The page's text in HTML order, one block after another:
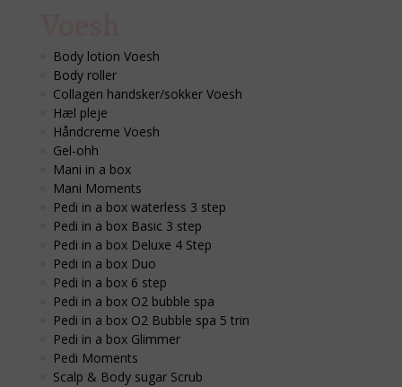
Body lotion Voesh
Body roller
Collagen handsker/sokker Voesh
Hæl pleje
Håndcreme Voesh
Gel-ohh
Mani in a box
Mani Moments
Pedi in a box waterless 3 step
Pedi in a box Basic 3 step
Pedi in a box Deluxe 4 Step
Pedi in a box Duo
Pedi in a box 6 step
Pedi in a box O2 bubble spa
Pedi in a box O2 Bubble spa 5 trin
Pedi in a box Glimmer
Pedi Moments
Scalp & Body sugar Scrub